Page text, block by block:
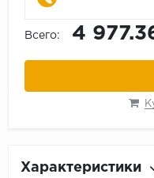
Всего: 4
Характеристики